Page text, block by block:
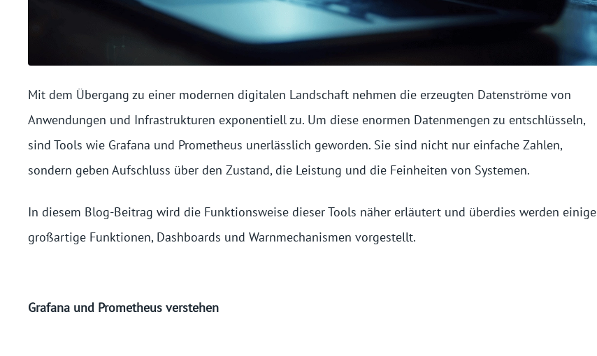
Mit dem Übergang zu einer modernen digitalen Landschaft nehmen die erzeugten Datenströme von
Anwendungen und Infrastrukturen exponentiell zu. Um diese enormen Datenmengen zu entschlüsseln,
sind Tools wie Grafana und Prometheus unerlässlich geworden. Sie sind nicht nur einfache Zahlen,
sondern geben Aufschluss über den Zustand, die Leistung und die Feinheiten von Systemen.
In diesem Blog-Beitrag wird die Funktionsweise dieser Tools näher erläutert und überdies werden einige
großartige Funktionen, Dashboards und Warnmechanismen vorgestellt.
Grafana und Prometheus verstehen